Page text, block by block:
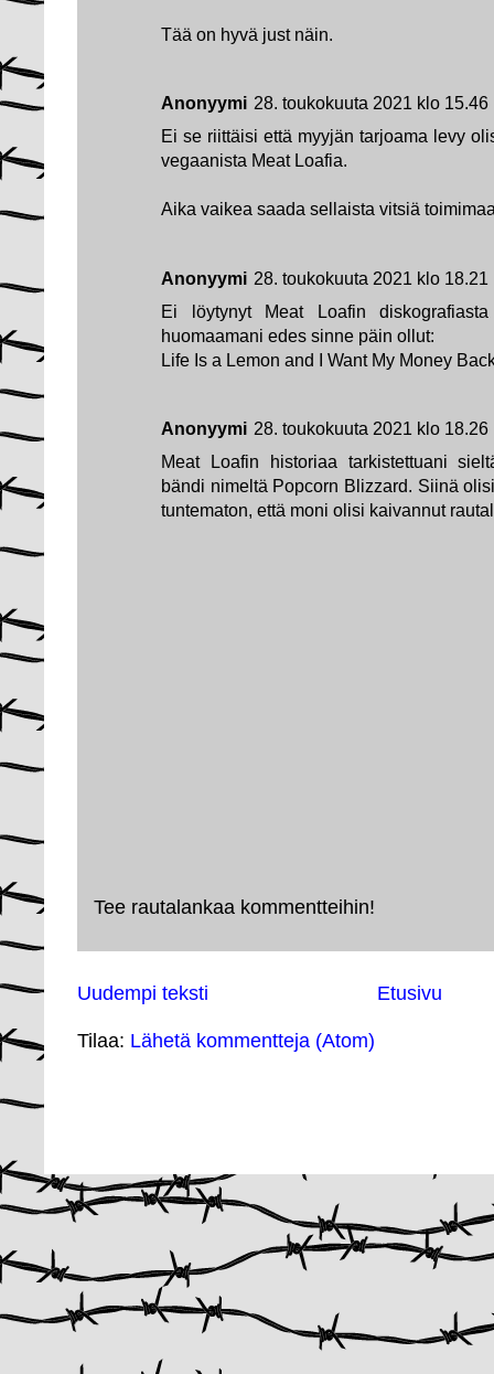
Tää on hyvä just näin.
Anonyymi 28. toukokuuta 2021 klo 15.46
Ei se riittäisi että myyjän tarjoama levy
vegaanista Meat Loafia.
Aika vaikea saada sellaista vitsiä
Anonyymi 28. toukokuuta 2021 klo 18.21
Ei löytynyt Meat Loafin
huomaamani edes sinne päin ollut:
Life Is a Lemon and I Want My Money
Anonyymi 28. toukokuuta 2021 klo 18.26
Meat Loafin historiaa tarkistettuani
bändi nimeltä Popcorn Blizzard. Siinä
tuntematon, että moni olisi kaivannut
Tee rautalankaa kommentteihin!
Uudempi teksti Etusivu
Tilaa: Lähetä kommentteja (Atom)